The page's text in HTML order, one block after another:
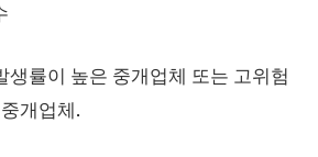
생률이 높은 중개업체 또는 고위험
개업체.